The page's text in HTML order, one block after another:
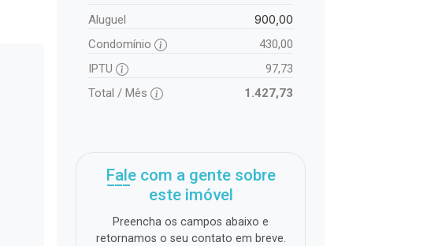
Aluguel 900,00
Condomínio
430,00
IPTU
97,73
Total / Mês
1.427,73
Fale com a gente sobre
este imóvel
Preencha os campos abaixo e
retornamos o seu contato em breve.